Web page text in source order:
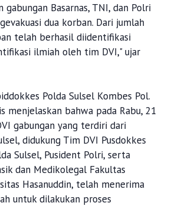
Basarnas, TNI, dan Polri
dua korban. Dari jumlah
telah berhasil diidentifikasi
ilmiah oleh tim DVI," ujar
Polda Sulsel Kombes Pol.
menjelaskan bahwa pada Rabu, 21
gabungan yang terdiri dari
didukung Tim DVI Pusdokkes
Sulsel, Pusident Polri, serta
dan Medikolegal Fakultas
Hasanuddin, telah menerima
untuk dilakukan proses